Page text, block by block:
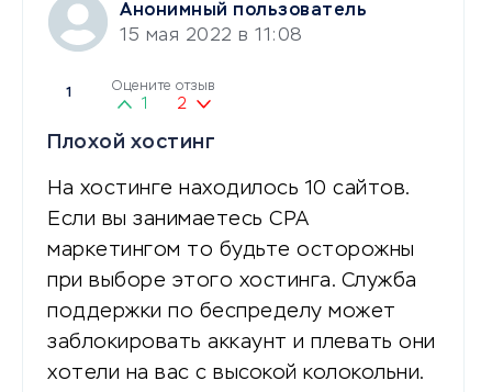
Анонимный пользователь
15 мая 2022 в 11:08
1 Оцените отзыв
1 2
Плохой хостинг
На хостинге находилось 10 сайтов.
Если вы занимаетесь CPA
маркетингом то будьте осторожны
при выборе этого хостинга. Служба
поддержки по беспределу может
заблокировать аккаунт и плевать они
хотели на вас с высокой колокольни.